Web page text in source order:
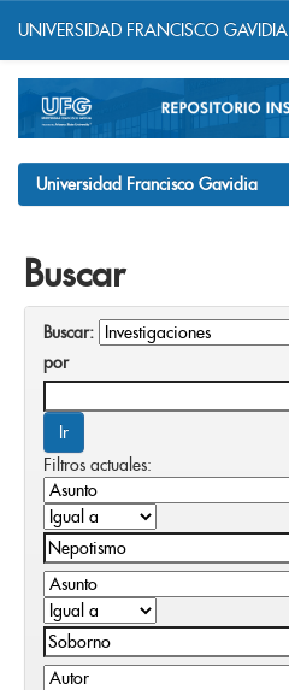
navigation
UNIVERSIDAD FRANCISCO GAVIDIA
Universidad Francisco Gavidia
Buscar
Buscar:
por
Filtros actuales: